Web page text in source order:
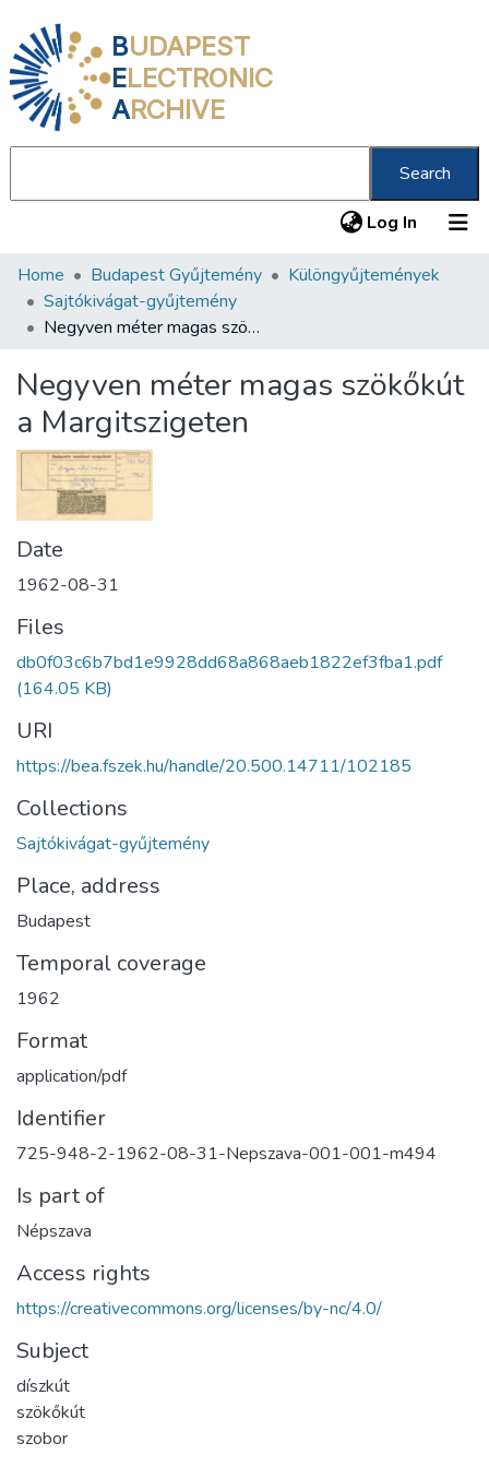
BUDAPEST
ELECTRONIC
ARCHIVE
Search
Log In (current)
Communities & Collections
All of DSpace
About us
Home Budapest Gyűjtemény
Különgyűjtemények
Sajtókivágat-gyűjtemény
Negyven méter magas szökőkút a Margitszigeten
Negyven méter magas szökőkút
a Margitszigeten
Date
1962-08-31
Files
db0f03c6b7bd1e9928dd68a868aeb1822ef3fba1.pdf
(164.05 KB)
URI
https://bea.fszek.hu/handle/20.500.14711/102185
Collections
Sajtókivágat-gyűjtemény
Place, address
Budapest
Temporal coverage
1962
Format
application/pdf
Identifier
725-948-2-1962-08-31-Nepszava-001-001-m494
Is part of
Népszava
Access rights
https://creativecommons.org/licenses/by-nc/4.0/
Subject
díszkút
szökőkút
szobor